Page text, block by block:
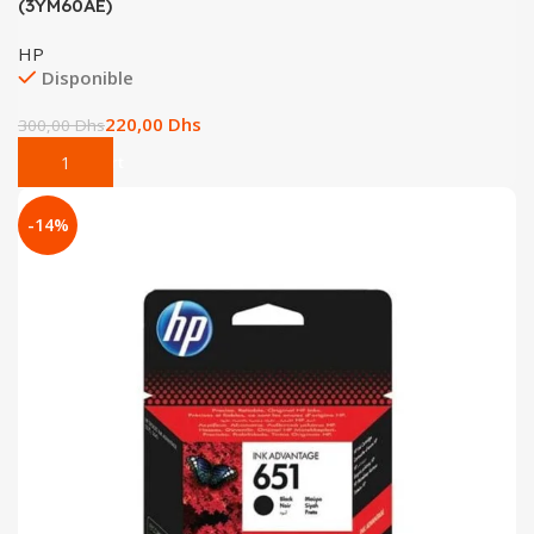
(3YM60AE)
HP
Disponible
300,00Dhs220,00 Dhs
Add To Cart
-14%